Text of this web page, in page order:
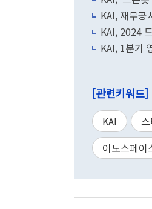
KAI, 재무
KAI, 2024
KAI, 1분기
[관련키워드]
KAI
이노스페이